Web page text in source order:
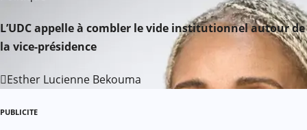
’
a
r
t
L’UDC appelle à combler le vide institutionnel autour de
la vice-présidence
Esther Lucienne Bekouma
PUBLICITE